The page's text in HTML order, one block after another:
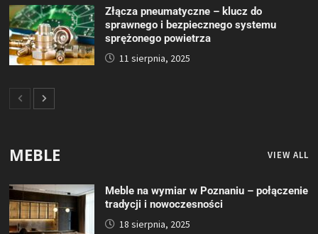
Złącza pneumatyczne – klucz do
sprawnego i bezpiecznego systemu
sprężonego powietrza
11 sierpnia, 2025
MEBLE VIEW ALL
Meble na wymiar w Poznaniu – połączenie
tradycji i nowoczesności
18 sierpnia, 2025